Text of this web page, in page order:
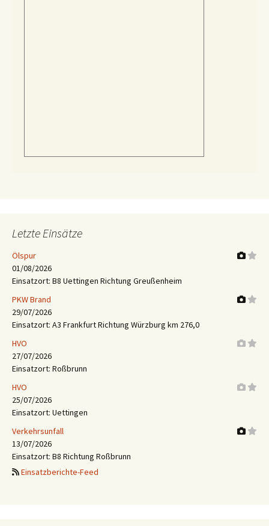
Letzte Einsätze
Ölspur
01/08/2026
Einsatzort: B8 Uettingen Richtung Greußenheim
PKW Brand
29/07/2026
Einsatzort: A3 Frankfurt Richtung Würzburg km 276,0
HVO
27/07/2026
Einsatzort: Roßbrunn
HVO
25/07/2026
Einsatzort: Uettingen
Verkehrsunfall
13/07/2026
Einsatzort: B8 Richtung Roßbrunn
Einsatzberichte-Feed